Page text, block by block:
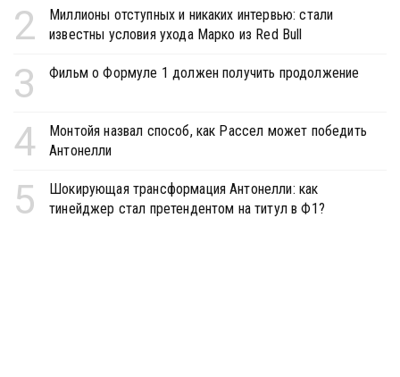
2
Миллионы отступных и никаких интервью: стали
известны условия ухода Марко из Red Bull
3 Фильм о Формуле 1 должен получить продолжение
4
Монтойя назвал способ, как Рассел может победить
Антонелли
5
Шокирующая трансформация Антонелли: как
тинейджер стал претендентом на титул в Ф1?